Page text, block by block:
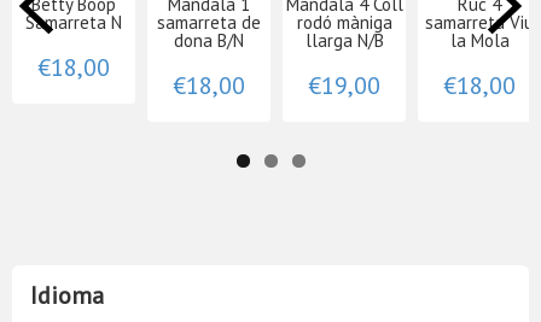
Idioma
Samarreta N
€18,00
samarreta de
dona B/N
€18,00
rodó màniga
llarga N/B
€19,00
samarreta Viu
la Mola
€18,00